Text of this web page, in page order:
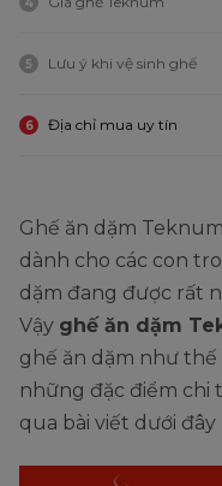
4
5 Lưu ý khi vệ sinh ghế
6 Địa chỉ mua uy tín
Ghế ăn dặm
dành cho các con
dặm đang được rất
Vậy ghế ăn dặm
ghế ăn dặm như thế
những đặc điểm chi
qua bài viết dưới đây